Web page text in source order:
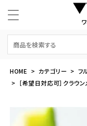
HOME カテゴリー フ
［希望日対応可］クラ